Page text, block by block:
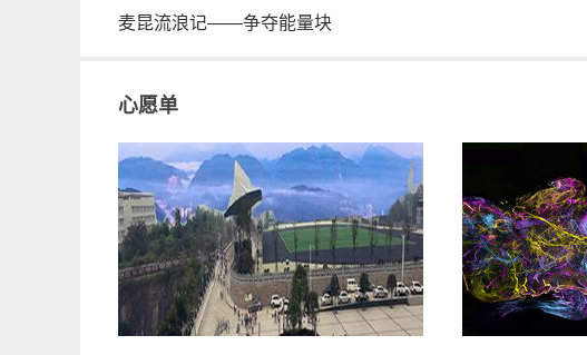
麦昆流浪记——争夺能量块
心愿单